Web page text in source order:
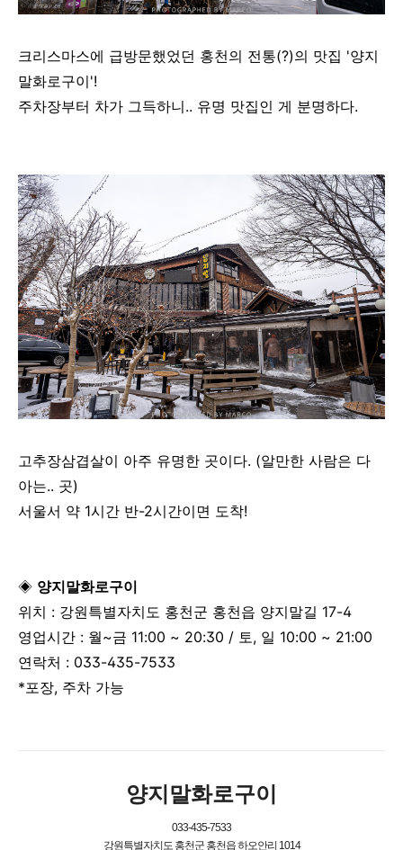
크리스마스에 급방문했었던 홍천의 전통(?)의 맛집 '양지
말화로구이'!
주차장부터 차가 그득하니.. 유명 맛집인 게 분명하다.
고추장삼겹살이 아주 유명한 곳이다. (알만한 사람은 다
아는.. 곳)
서울서 약 1시간 반-2시간이면 도착!
◈ 양지말화로구이
위치 : 강원특별자치도 홍천군 홍천읍 양지말길 17-4
영업시간 : 월~금 11:00 ~ 20:30 / 토, 일 10:00 ~ 21:00
연락처 : 033-435-7533
*포장, 주차 가능